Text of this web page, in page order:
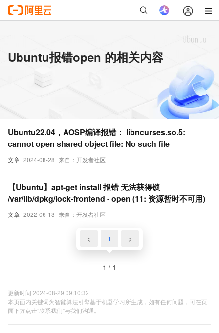
Ubuntu报错open 的相关内容
文章 2024-08-28 来自：开发者社区
Ubuntu22.04，AOSP编译报错： libncurses.so.5:
cannot open shared object file: No such file
文章 2022-06-13 来自：开发者社区
【Ubuntu】apt-get install 报错 无法获得锁
/var/lib/dpkg/lock-frontend - open (11: 资源暂时不可用)
< 1 >
1 / 1
更新时间 2024-08-29 09:10:32
本页面内关键词为智能算法引擎基于机器学习所生成，如有任何问题，可在页
面下方点击"联系我们"与我们沟通。